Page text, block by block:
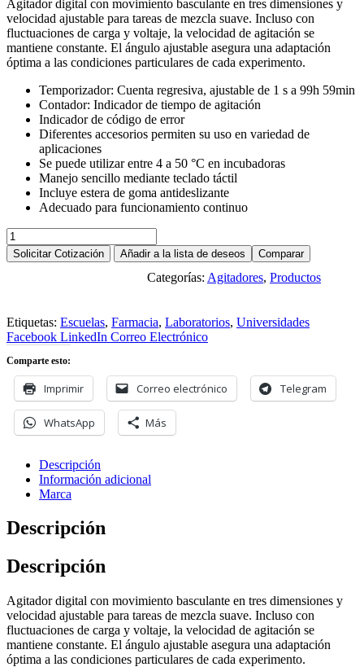
Agitador digital con movimiento basculante en tres dimensiones y
velocidad ajustable para tareas de mezcla suave. Incluso con
fluctuaciones de carga y voltaje, la velocidad de agitación se
mantiene constante. El ángulo ajustable asegura una adaptación
óptima a las condiciones particulares de cada experimento.
Temporizador: Cuenta regresiva, ajustable de 1 s a 99h 59min
Contador: Indicador de tiempo de agitación
Indicador de código de error
Diferentes accesorios permiten su uso en variedad de
aplicaciones
Se puede utilizar entre 4 a 50 °C en incubadoras
Manejo sencillo mediante teclado táctil
Incluye estera de goma antideslizante
Adecuado para funcionamiento continuo
Agitador
Rocker
3D
Solicitar Cotización Añadir a la lista de deseos Comparar
Categorías: Agitadores, Productos
Etiquetas: Escuelas, Farmacia, Laboratorios, Universidades
Facebook LinkedIn Correo Electrónico
Comparte esto:
Imprimir Correo electrónico Telegram
WhatsApp Más
Descripción
Información adicional
Marca
Descripción
Descripción
Agitador digital con movimiento basculante en tres dimensiones y
velocidad ajustable para tareas de mezcla suave. Incluso con
fluctuaciones de carga y voltaje, la velocidad de agitación se
mantiene constante. El ángulo ajustable asegura una adaptación
óptima a las condiciones particulares de cada experimento.